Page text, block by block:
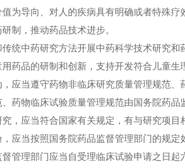
导向、对人的疾病具有明确或者特殊疗
制，推动药品技术进步。
中药研究方法开展中药科学技术研究和
品的研制和创新，支持开发符合儿童生
遵守药物非临床研究质量管理规范、
物临床试验质量管理规范由国务院药品
当符合国家有关规定，有与研究项目
当按照国务院药品监督管理部门的规定
管理部门应当自受理临床试验申请之日